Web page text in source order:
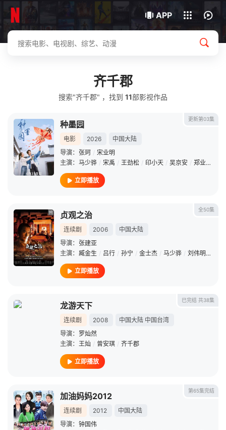
APP
下载客户端
我的观影记录
齐千郡
搜索"齐千郡" ，找到 11部影视作品
更新第03集
种墨园
电影 2026
中国大陆
导演： 张珂 / 宋业明
主演： 马少骅 / 宋禹 / 王劲松 / 印小天 / 吴京安 / 郑业成
立即播放
全50集
贞观之治
连续剧 2006
中国大陆
导演： 张建亚
主演： 臧金生 / 吕行 / 孙宁 / 金士杰 / 马少骅 / 刘伟明 /
立即播放
已完结 共38集
龙游天下
连续剧 2008 中国大陆 中国台湾
导演： 罗灿然
主演： 王灿 / 曾安琪 / 齐千郡
立即播放
第65集完结
加油妈妈2012
连续剧 2012
中国大陆
导演： 钟国伟